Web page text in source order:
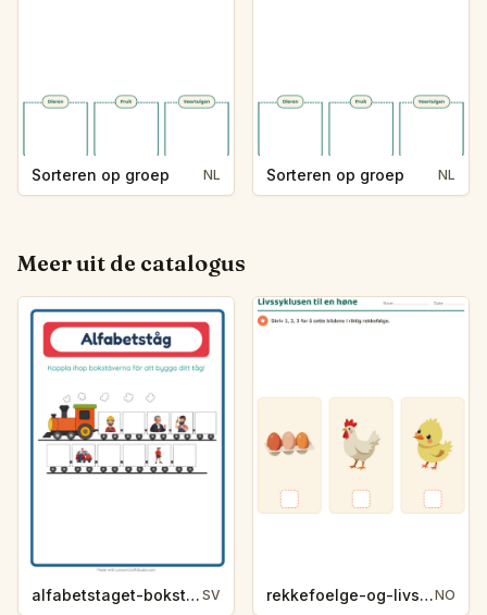
Sorteren op groep NL Sorteren op groep NL
Meer uit de catalogus
alfabetstaget-bokstavsledtrad-yrken-4317 SV rekkefoelge-og-livssykluser-g1203NO